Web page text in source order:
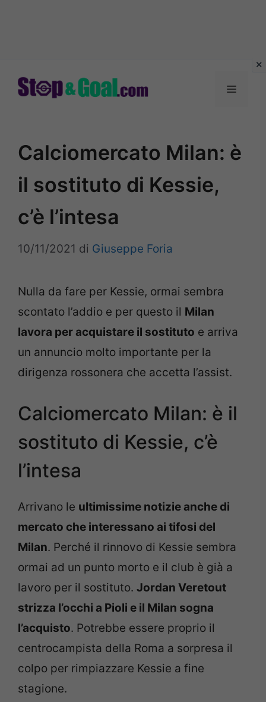
Menu
Calciomercato Milan: è
il sostituto di Kessie,
c’è l’intesa
10/11/2021 di Giuseppe Foria
Nulla da fare per Kessie, ormai sembra
scontato l’addio e per questo il Milan
lavora per acquistare il sostituto e arriva
un annuncio molto importante per la
dirigenza rossonera che accetta l’assist.
Calciomercato Milan: è il
sostituto di Kessie, c’è
l’intesa
Arrivano le ultimissime notizie anche di
mercato che interessano ai tifosi del
Milan. Perché il rinnovo di Kessie sembra
ormai ad un punto morto e il club è già a
lavoro per il sostituto. Jordan Veretout
strizza l’occhi a Pioli e il Milan sogna
l’acquisto. Potrebbe essere proprio il
centrocampista della Roma a sorpresa il
colpo per rimpiazzare Kessie a fine
stagione.